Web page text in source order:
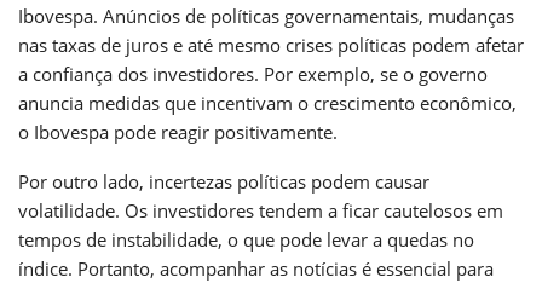
Ibovespa. Anúncios de políticas governamentais, mudanças
nas taxas de juros e até mesmo crises políticas podem afetar
a confiança dos investidores. Por exemplo, se o governo
anuncia medidas que incentivam o crescimento econômico,
o Ibovespa pode reagir positivamente.
Por outro lado, incertezas políticas podem causar
volatilidade. Os investidores tendem a ficar cautelosos em
tempos de instabilidade, o que pode levar a quedas no
índice. Portanto, acompanhar as notícias é essencial para